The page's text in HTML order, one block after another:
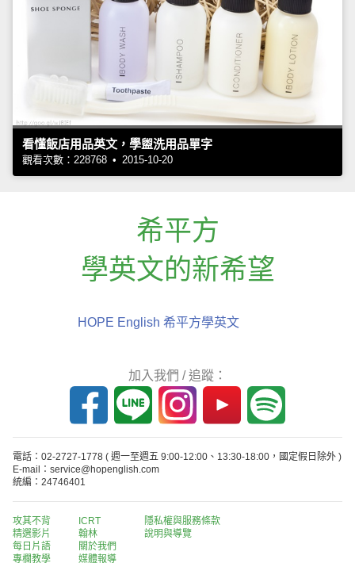
看懂飯店用品英文，學盥洗用品單字
觀看次數：228768 • 2015-10-20
希平方
學英文的新希望
HOPE English 希平方學英文
加入我們 / 追蹤：
電話：02-2727-1778 ( 週一至週五 9:00-12:00、13:30-18:00，國定假日除外 )
E-mail：service@hopenglish.com
統編：24746401
攻其不背
精選影片
每日片語
專欄教學
ICRT
翰林
關於我們
媒體報導
隱私權與服務條款
說明與導覽